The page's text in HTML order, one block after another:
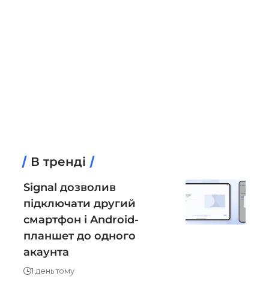
В тренді
Signal дозволив
підключати другий
смартфон і Android-
планшет до одного
акаунта
1 день тому